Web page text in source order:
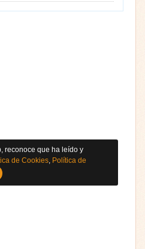
reconoce que ha leído y
de Cookies Política de